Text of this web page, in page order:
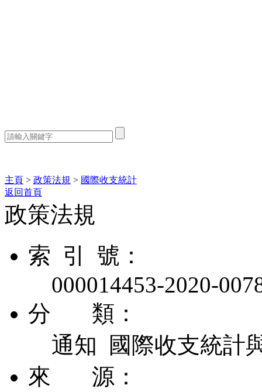
主頁 > 政策法規 > 國際收支統計
返回首頁
政策法規
索 引 號：
000014453-2020-
分 類：
通知 國際收支統計
來 源：